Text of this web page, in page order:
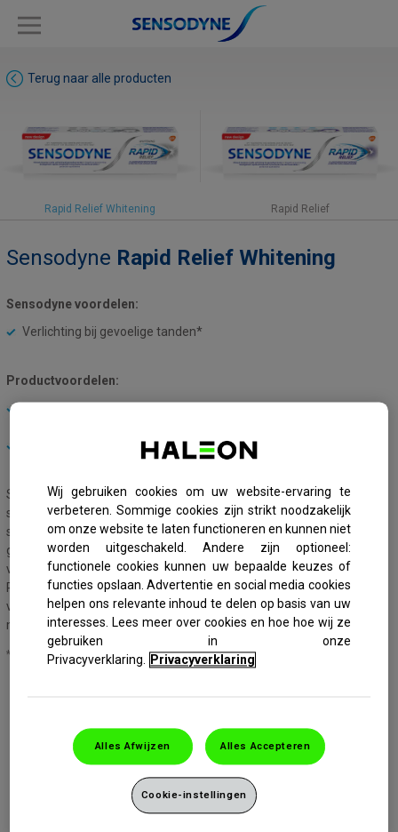
Terug naar alle producten
Rapid Relief Whitening Rapid Relief
Sensodyne Rapid Relief Whitening
Sensodyne voordelen:
Verlichting bij gevoelige tanden*
Productvoordelen:
Klinisch bewezen verlichting in slechts 60 seconden
Helpt tandglazuur wit te maken en tandsteen te voorkomen
Sensodyne Rapid Relief Whitening is klinisch bewezen voor een
snelle verlichting tegen pijn bij gevoelige tanden in slechts 60
seconden. De unieke formule vormt snel een barrière over de
gevoelige plekken van je tanden. Het biedt een snelle verlichting en
voortdurende bescherming bij elke poetsbeurt.
Probeer Sensodyne Rapid Relief Whitening voor een snelle
verlichting en langdurige bescherming. Het helpt tandglazuur wit te
maken en tandsteen voorkomen.
* Bij tweemaal daags poetsen
Wij gebruiken cookies om uw website-ervaring te
verbeteren. Sommige cookies zijn strikt noodzakelijk
om onze website te laten functioneren en kunnen niet
worden uitgeschakeld. Andere zijn optioneel:
functionele cookies kunnen uw bepaalde keuzes of
functies opslaan. Advertentie en social media cookies
helpen ons relevante inhoud te delen op basis van uw
interesses. Lees meer over cookies en hoe hoe wij ze
gebruiken in onze
Privacyverklaring.
Privacyverklaring
Alles Afwijzen Alles Accepteren
Cookie-instellingen